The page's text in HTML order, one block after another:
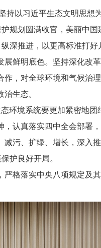
以习近平生态文明思想
规划圆满收官，美丽中
深推进，以更高标准打
鲜明底色。坚持深化改
，对全球环境和气候治
生态。
环境系统要更加紧密地
认真落实四中全会部署
污、扩绿、增长，深入
护良好开局。
格落实中央八项规定及